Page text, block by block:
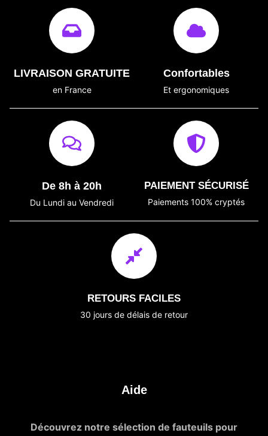
LIVRAISON GRATUITE
en France
Confortables
Et ergonomiques
De 8h à 20h
Du Lundi au Vendredi
PAIEMENT SÉCURISÉ
Paiements 100% cryptés
RETOURS FACILES
30 jours de délais de retour
Aide
Découvrez notre sélection de fauteuils pour